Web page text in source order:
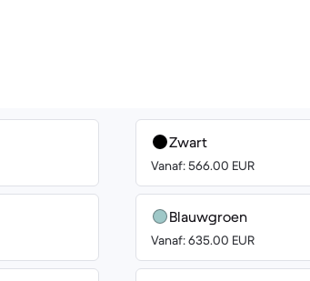
Zwart
Vanaf: 566.00 EUR
Blauwgroen
Vanaf: 635.00 EUR